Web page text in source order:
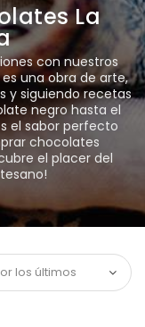
La
con nuestros
una obra de arte,
y siguiendo recetas
negro hasta el
el sabor perfecto
chocolates
el placer del